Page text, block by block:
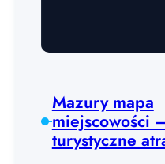
Mazury mapa
miejscowości
turystyczne